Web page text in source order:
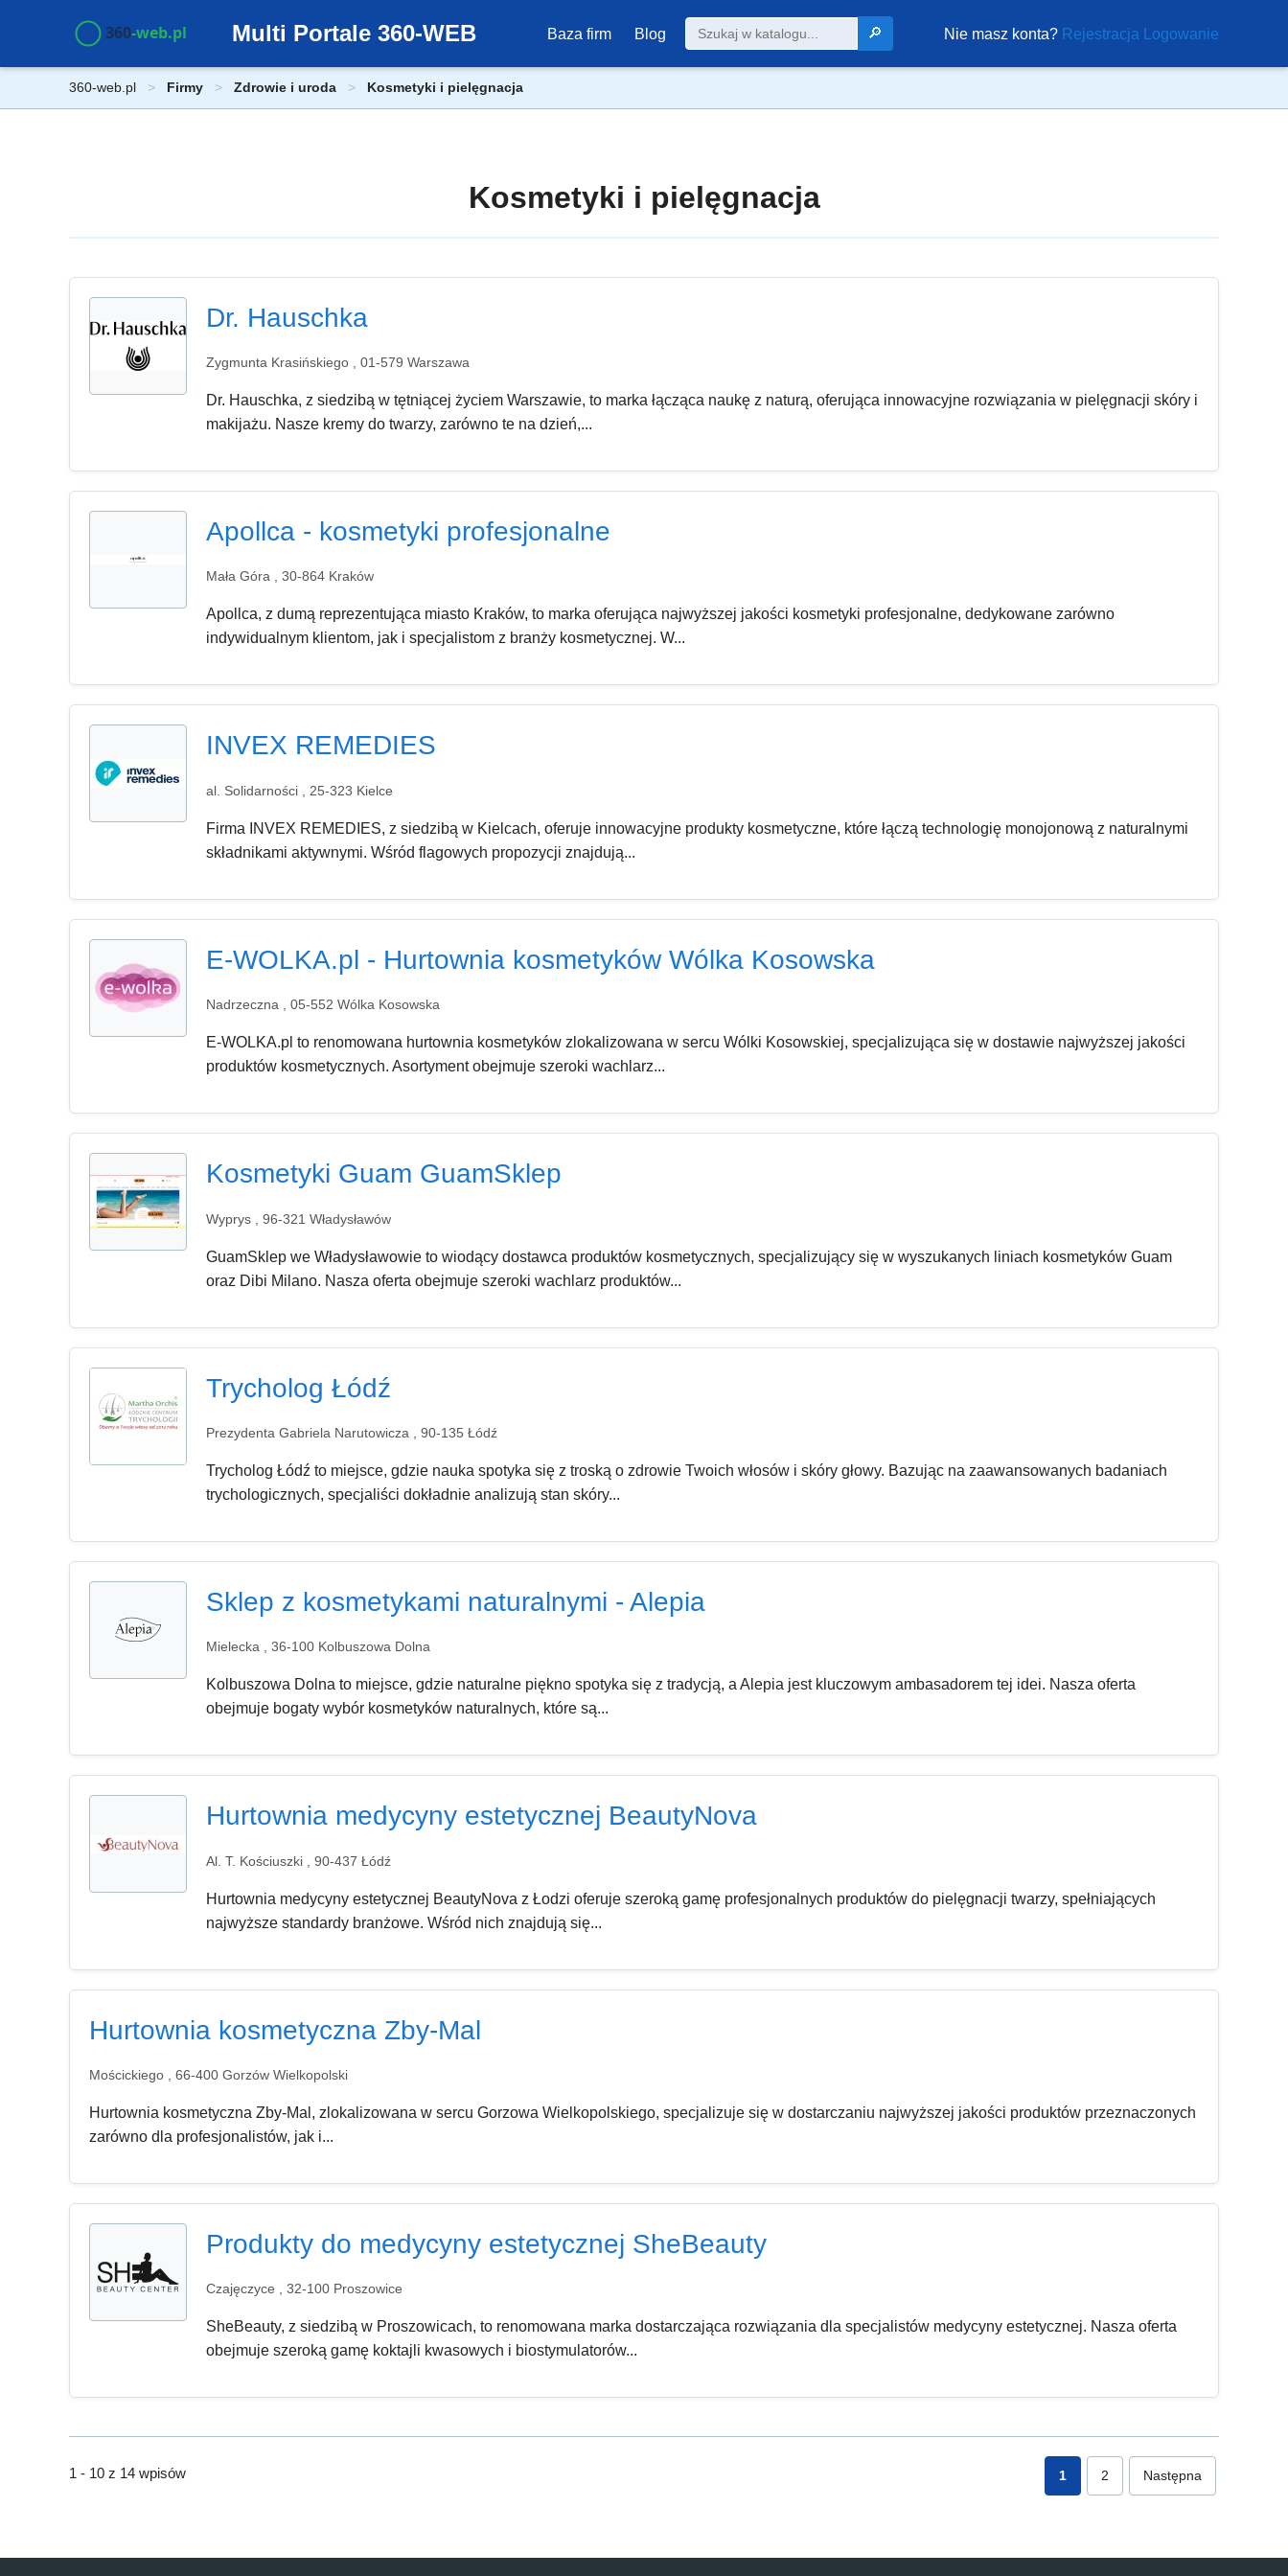
Multi Portale 360-WEB Baza firm Blog 🔎 Nie masz konta? Rejestracja Logowanie
360-web.pl Firmy Zdrowie i uroda Kosmetyki i pielęgnacja
Kosmetyki i pielęgnacja
Dr. Hauschka
Zygmunta Krasińskiego , 01-579 Warszawa
Dr. Hauschka, z siedzibą w tętniącej życiem Warszawie, to marka łącząca naukę z naturą, oferująca innowacyjne rozwiązania w pielęgnacji skóry i
makijażu. Nasze kremy do twarzy, zarówno te na dzień,...
Apollca - kosmetyki profesjonalne
Mała Góra , 30-864 Kraków
Apollca, z dumą reprezentująca miasto Kraków, to marka oferująca najwyższej jakości kosmetyki profesjonalne, dedykowane zarówno
indywidualnym klientom, jak i specjalistom z branży kosmetycznej. W...
INVEX REMEDIES
al. Solidarności , 25-323 Kielce
Firma INVEX REMEDIES, z siedzibą w Kielcach, oferuje innowacyjne produkty kosmetyczne, które łączą technologię monojonową z naturalnymi
składnikami aktywnymi. Wśród flagowych propozycji znajdują...
E-WOLKA.pl - Hurtownia kosmetyków Wólka Kosowska
Nadrzeczna , 05-552 Wólka Kosowska
E-WOLKA.pl to renomowana hurtownia kosmetyków zlokalizowana w sercu Wólki Kosowskiej, specjalizująca się w dostawie najwyższej jakości
produktów kosmetycznych. Asortyment obejmuje szeroki wachlarz...
Kosmetyki Guam GuamSklep
Wyprys , 96-321 Władysławów
GuamSklep we Władysławowie to wiodący dostawca produktów kosmetycznych, specjalizujący się w wyszukanych liniach kosmetyków Guam
oraz Dibi Milano. Nasza oferta obejmuje szeroki wachlarz produktów...
Trycholog Łódź
Prezydenta Gabriela Narutowicza , 90-135 Łódź
Trycholog Łódź to miejsce, gdzie nauka spotyka się z troską o zdrowie Twoich włosów i skóry głowy. Bazując na zaawansowanych badaniach
trychologicznych, specjaliści dokładnie analizują stan skóry...
Sklep z kosmetykami naturalnymi - Alepia
Mielecka , 36-100 Kolbuszowa Dolna
Kolbuszowa Dolna to miejsce, gdzie naturalne piękno spotyka się z tradycją, a Alepia jest kluczowym ambasadorem tej idei. Nasza oferta
obejmuje bogaty wybór kosmetyków naturalnych, które są...
Hurtownia medycyny estetycznej BeautyNova
Al. T. Kościuszki , 90-437 Łódź
Hurtownia medycyny estetycznej BeautyNova z Łodzi oferuje szeroką gamę profesjonalnych produktów do pielęgnacji twarzy, spełniających
najwyższe standardy branżowe. Wśród nich znajdują się...
Hurtownia kosmetyczna Zby-Mal
Mościckiego , 66-400 Gorzów Wielkopolski
Hurtownia kosmetyczna Zby-Mal, zlokalizowana w sercu Gorzowa Wielkopolskiego, specjalizuje się w dostarczaniu najwyższej jakości produktów przeznaczonych
zarówno dla profesjonalistów, jak i...
Produkty do medycyny estetycznej SheBeauty
Czajęczyce , 32-100 Proszowice
SheBeauty, z siedzibą w Proszowicach, to renomowana marka dostarczająca rozwiązania dla specjalistów medycyny estetycznej. Nasza oferta
obejmuje szeroką gamę koktajli kwasowych i biostymulatorów...
1 - 10 z 14 wpisów 1 2 Następna